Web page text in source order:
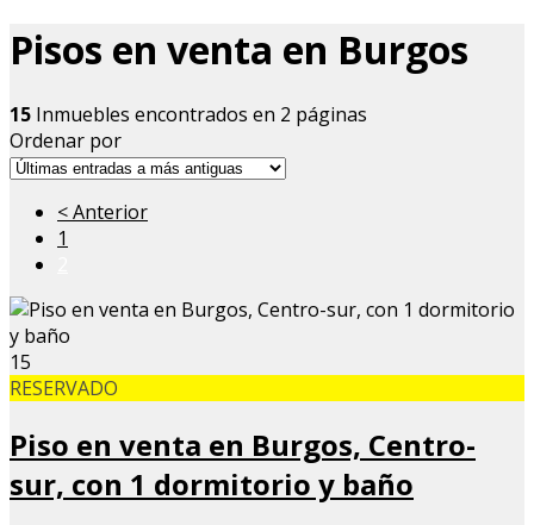
Pisos en venta en Burgos
15 Inmuebles encontrados en 2 páginas
Ordenar por
< Anterior
1
15
RESERVADO
Piso en venta en Burgos, Centro-
sur, con 1 dormitorio y baño